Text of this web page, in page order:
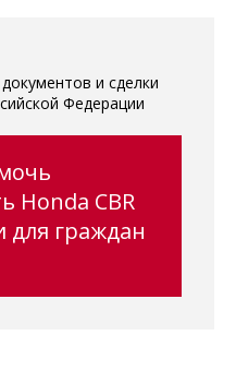
и сделки
Федерации
Honda CBR
для граждан